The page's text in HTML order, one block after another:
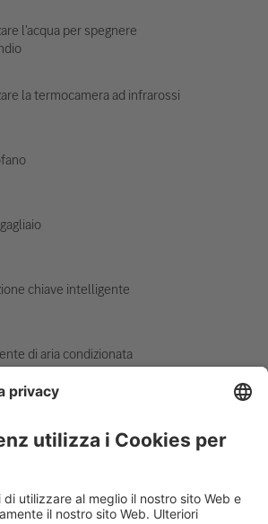
l'acqua per spegnere
la termocamera ad infrarossi
chiave intelligente
di aria condizionata